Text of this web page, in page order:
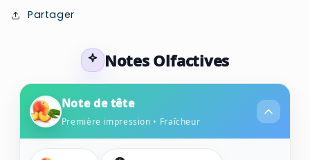
Partager
Notes Olfactives
Note de tête
Première impression • Fraîcheur